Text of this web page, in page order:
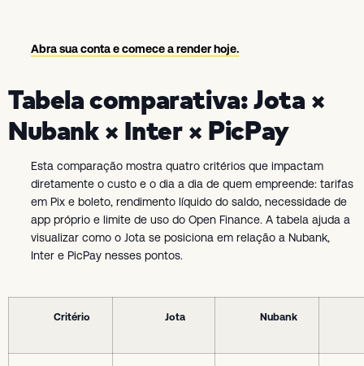
Abra sua conta e comece a render hoje.
Tabela comparativa: Jota ×
Nubank × Inter × PicPay
Esta comparação mostra quatro critérios que impactam
diretamente o custo e o dia a dia de quem empreende: tarifas
em Pix e boleto, rendimento líquido do saldo, necessidade de
app próprio e limite de uso do Open Finance. A tabela ajuda a
visualizar como o Jota se posiciona em relação a Nubank,
Inter e PicPay nesses pontos.
Critério Jota Nubank